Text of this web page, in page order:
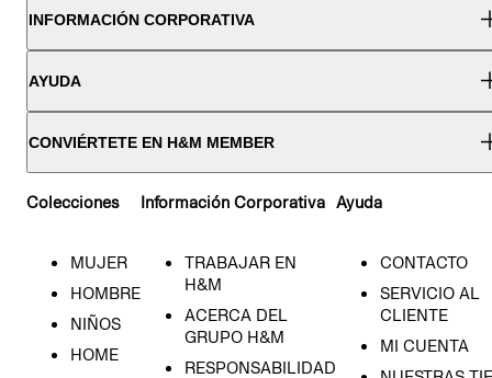
INFORMACIÓN CORPORATIVA
AYUDA
CONVIÉRTETE EN H&M MEMBER
Colecciones
MUJER
HOMBRE
NIÑOS
HOME
Información Corporativa
TRABAJAR EN
H&M
ACERCA DEL
GRUPO H&M
RESPONSABILIDAD
Ayuda
CONTACTO
SERVICIO AL
CLIENTE
MI CUENTA